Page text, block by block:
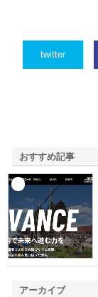
twitter
おすすめ記事
アーカイブ